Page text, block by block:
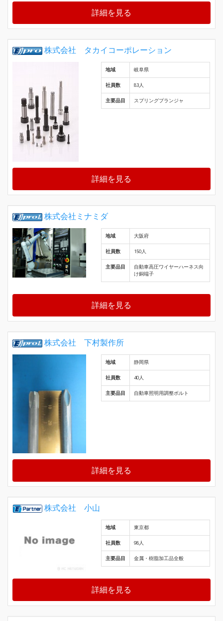
詳細を見る
株式会社 タカイコーポレーション
地域 岐阜県
社員数 83人
主要品目 スプリングプランジャ
詳細を見る
株式会社ミナミダ
地域 大阪府
社員数 150人
主要品目
自動車高圧ワイヤーハーネス向
け銅端子
詳細を見る
株式会社 下村製作所
地域 静岡県
社員数 40人
主要品目 自動車照明用調整ボルト
詳細を見る
株式会社 小山
地域 東京都
社員数 98人
主要品目 金属・樹脂加工品全般
詳細を見る